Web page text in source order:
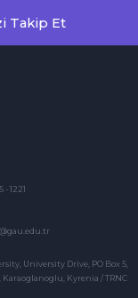
Takip Et
- 1221
University Drive, PO Box 5,
Kyrenia / TRNC